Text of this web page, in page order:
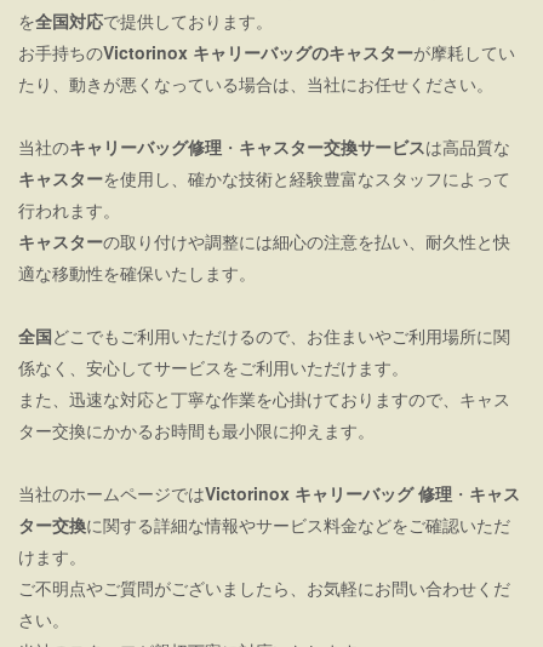
を全国対応で提供しております。
お手持ちのVictorinox キャリーバッグのキャスターが摩耗してい
たり、動きが悪くなっている場合は、当社にお任せください。
当社のキャリーバッグ修理 ・ キャスター交換サービスは高品質な
キャスターを使用し、確かな技術と経験豊富なスタッフによって
行われます。
キャスターの取り付けや調整には細心の注意を払い、耐久性と快
適な移動性を確保いたします。
全国どこでもご利用いただけるので、お住まいやご利用場所に関
係なく、安心してサービスをご利用いただけます。
また、迅速な対応と丁寧な作業を心掛けておりますので、キャス
ター交換にかかるお時間も最小限に抑えます。
当社のホームページではVictorinox キャリーバッグ 修理 ・ キャス
ター交換に関する詳細な情報やサービス料金などをご確認いただ
けます。
ご不明点やご質問がございましたら、お気軽にお問い合わせくだ
さい。